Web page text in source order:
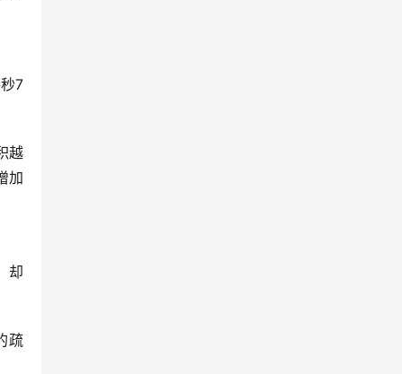
7
越
加
却
疏